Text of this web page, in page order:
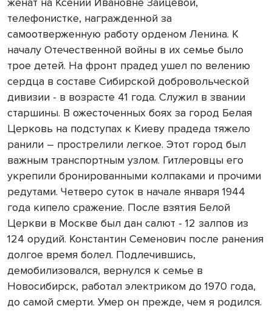
телефонистке, награжденной за
самоотверженную работу орденом Ленина. К
началу Отечественной войны в их семье было
трое детей. На фронт прадед ушел по велению
сердца в составе Сибирской добровольческой
дивизии - в возрасте 41 года. Служил в звании
старшины. В ожесточенных боях за город Белая
Церковь на подступах к Киеву прадеда тяжело
ранили – прострелили легкое. Этот город был
важным транспортным узлом. Гитлеровцы его
укрепили бронированными колпаками и прочими
редутами. Четверо суток в начале января 1944
года кипело сражение. После взятия Белой
Церкви в Москве был дан салют - 12 залпов из
124 орудий. Константин Семенович после ранения
долгое время болел. Подлечившись,
демобилизовался, вернулся к семье в
Новосибирск, работал электриком до 1970 года,
до самой смерти. Умер он прежде, чем я родился.